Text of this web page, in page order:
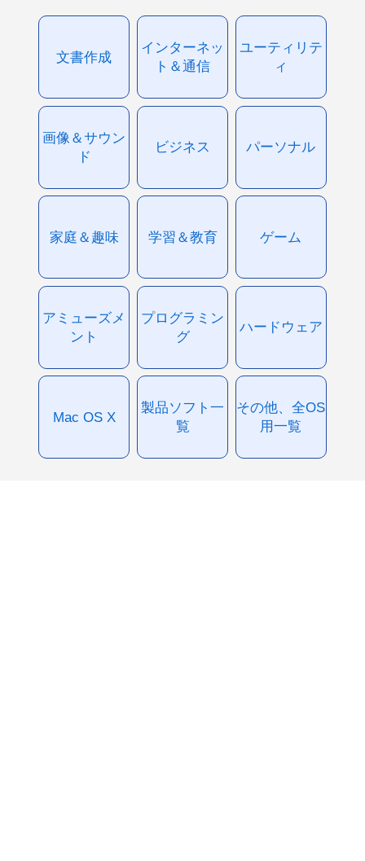
文書作成
インターネッ
ト＆通信
ユーティリテ
ィ
画像＆サウン
ド
ビジネス パーソナル
家庭＆趣味 学習＆教育 ゲーム
アミューズメ
ント
プログラミン
グ
ハードウェア
Mac OS X
製品ソフト一
覧
その他、全OS
用一覧